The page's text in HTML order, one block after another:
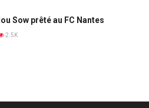
Sow prêté au FC Nantes
2.5K